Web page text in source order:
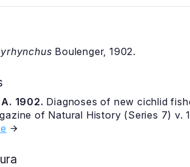
Boulenger, 1902.
1902. Diagnoses of new cichlid
of Natural History (Series 7) v.